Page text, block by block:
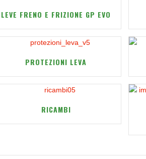
LEVE FRENO E FRIZIONE GP EVO
PROTEZIONI LEVA
RICAMBI